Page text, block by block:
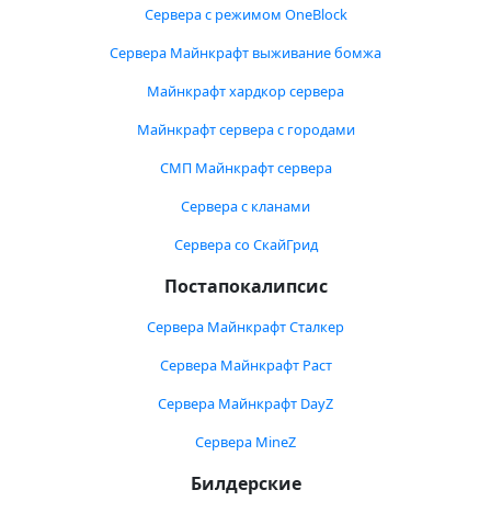
Сервера с режимом OneBlock
Сервера Майнкрафт выживание бомжа
Майнкрафт хардкор сервера
Майнкрафт сервера с городами
СМП Майнкрафт сервера
Сервера с кланами
Сервера со СкайГрид
Постапокалипсис
Сервера Майнкрафт Сталкер
Сервера Майнкрафт Раст
Сервера Майнкрафт DayZ
Сервера MineZ
Билдерские